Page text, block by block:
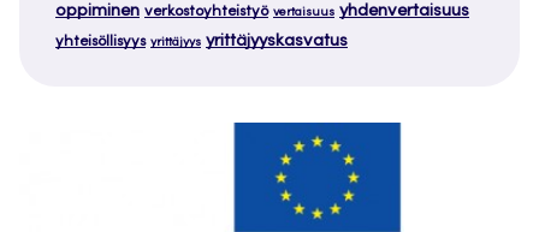
oppiminen verkostoyhteistyö vertaisuus yhdenvertaisuus
yhteisöllisyys yrittäjyys yrittäjyyskasvatus